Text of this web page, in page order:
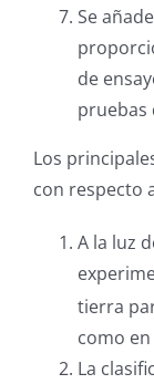
Se
de
pruebas
Los
con respecto
A la luz
tierra
como
La